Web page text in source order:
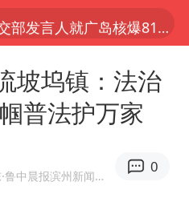
贵州轮胎子公司获美国退税8136万
五箭齐发反制美国
坡坞镇：法治
普法护万家
·鲁中晨报滨州新闻官方网易号
0